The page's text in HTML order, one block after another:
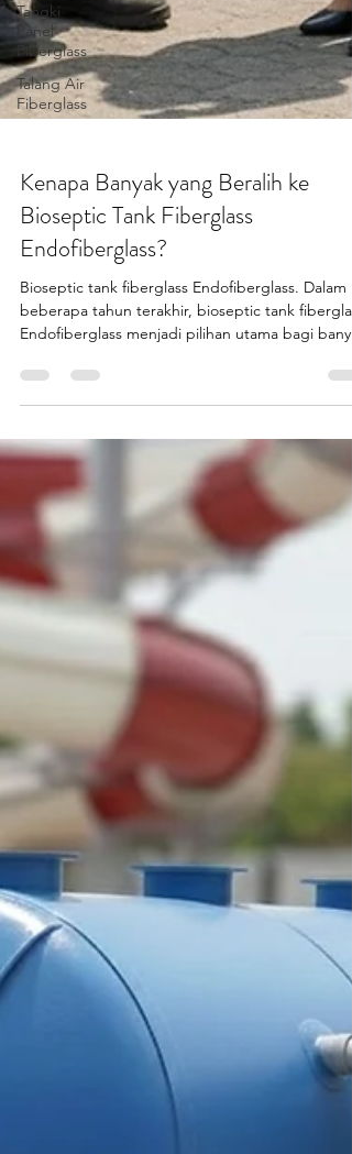
Tangki
Panel
Fiberglass
Talang Air
Fiberglass
Kenapa Banyak yang Beralih ke
Bioseptic Tank Fiberglass
Endofiberglass?
Bioseptic tank fiberglass Endofiberglass. Dalam
Endofiberglass menjadi pilihan utama bagi banyak
mulai beralih dari sistem lama. Peralihan ini bukan
sekadar tren, melainkan hasil dari evaluasi teknis
yang matang. Kekuatan material, ketahanan
jangka panjang, serta sistem pengolahan limbah
yang lebih modern menjadi faktor penentu